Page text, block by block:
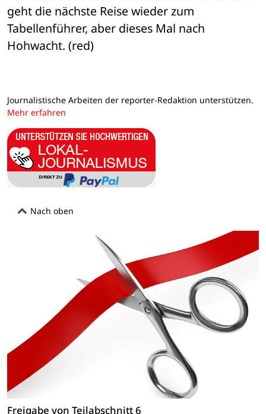
geht die nächste Reise wieder zum
Tabellenführer, aber dieses Mal nach
Hohwacht. (red)
Journalistische Arbeiten der reporter-Redaktion unterstützen.
Mehr erfahren
Nach oben
Freigabe von Teilabschnitt 6